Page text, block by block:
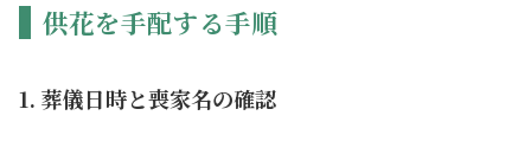
供花を手配する手順
1. 葬儀日時と喪家名の確認